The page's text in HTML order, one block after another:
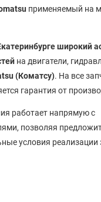
применяемый на
широкий
на двигатели,
(Коматсу). На все
гарантия от
работает напрямую с
позволяя
условия реализации